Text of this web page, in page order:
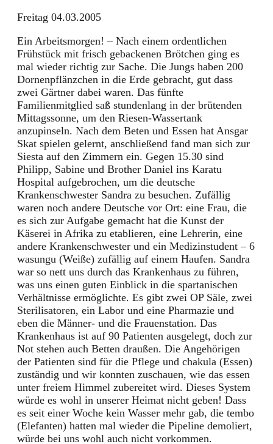
Freitag 04.03.2005
Ein Arbeitsmorgen! – Nach einem ordentlichen
Frühstück mit frisch gebackenen Brötchen ging es
mal wieder richtig zur Sache. Die Jungs haben 200
Dornenpflänzchen in die Erde gebracht, gut dass
zwei Gärtner dabei waren. Das fünfte
Familienmitglied saß stundenlang in der brütenden
Mittagssonne, um den Riesen-Wassertank
anzupinseln. Nach dem Beten und Essen hat Ansgar
Skat spielen gelernt, anschließend fand man sich zur
Siesta auf den Zimmern ein. Gegen 15.30 sind
Philipp, Sabine und Brother Daniel ins Karatu
Hospital aufgebrochen, um die deutsche
Krankenschwester Sandra zu besuchen. Zufällig
waren noch andere Deutsche vor Ort: eine Frau, die
es sich zur Aufgabe gemacht hat die Kunst der
Käserei in Afrika zu etablieren, eine Lehrerin, eine
andere Krankenschwester und ein Medizinstudent – 6
wasungu (Weiße) zufällig auf einem Haufen. Sandra
war so nett uns durch das Krankenhaus zu führen,
was uns einen guten Einblick in die spartanischen
Verhältnisse ermöglichte. Es gibt zwei OP Säle, zwei
Sterilisatoren, ein Labor und eine Pharmazie und
eben die Männer- und die Frauenstation. Das
Krankenhaus ist auf 90 Patienten ausgelegt, doch zur
Not stehen auch Betten draußen. Die Angehörigen
der Patienten sind für die Pflege und chakula (Essen)
zuständig und wir konnten zuschauen, wie das essen
unter freiem Himmel zubereitet wird. Dieses System
würde es wohl in unserer Heimat nicht geben! Dass
es seit einer Woche kein Wasser mehr gab, die tembo
(Elefanten) hatten mal wieder die Pipeline demoliert,
würde bei uns wohl auch nicht vorkommen.